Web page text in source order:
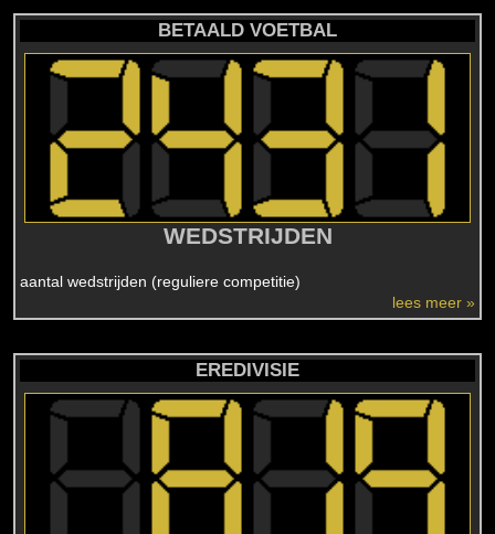
BETAALD VOETBAL
WEDSTRIJDEN
aantal wedstrijden (reguliere competitie)
lees meer »
EREDIVISIE